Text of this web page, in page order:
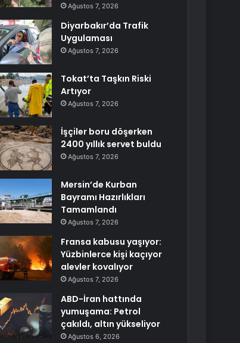
Ağustos 7, 2026
Diyarbakır’da Trafik
Uygulaması
Ağustos 7, 2026
Tokat’ta Taşkın Riski
Artıyor
Ağustos 7, 2026
İşçiler boru döşerken
2400 yıllık servet buldu
Ağustos 7, 2026
Mersin’de Kurban
Bayramı Hazırlıkları
Tamamlandı
Ağustos 7, 2026
Fransa kabusu yaşıyor:
Yüzbinlerce kişi kaçıyor
alevler kovalıyor
Ağustos 7, 2026
ABD-İran hattında
yumuşama: Petrol
çakıldı, altın yükseliyor
Ağustos 6, 2026